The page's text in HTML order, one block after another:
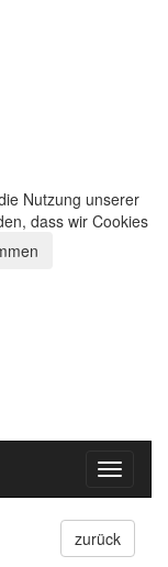
Nutzung unserer
dass wir Cookies
Toggle
zurück